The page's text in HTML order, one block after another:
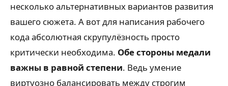
несколько альтернативных вариантов развития
вашего сюжета. А вот для написания рабочего
кода абсолютная скрупулёзность просто
критически необходима. Обе стороны медали
важны в равной степени. Ведь умение
виртуозно балансировать между строгим